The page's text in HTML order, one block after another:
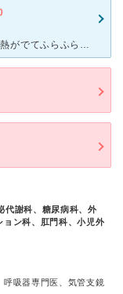
風邪を引き内科を受診しました。 40度ちかく熱がでてふらふらしながは受付をすませ 待ち時間が１時間ぐらいあるとき 受付の方がきてベットでやすみますか？と声をかけてくださりました。 よこになって
代謝科、糖尿病科、外
ョン科、肛門科、小児外
吸器専門医、気管支鏡